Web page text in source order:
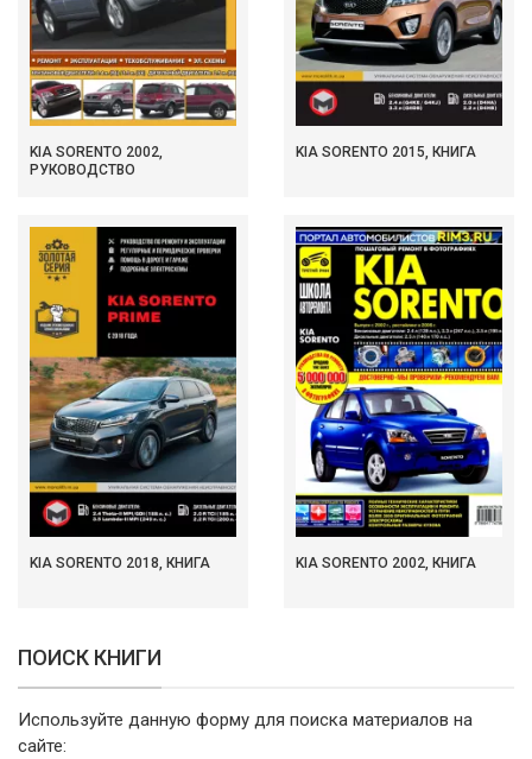
KIA SORENTO 2002,
РУКОВОДСТВО
KIA SORENTO 2015, КНИГА
KIA SORENTO 2018, КНИГА KIA SORENTO 2002, КНИГА
ПОИСК КНИГИ
Используйте данную форму для поиска материалов на
сайте: